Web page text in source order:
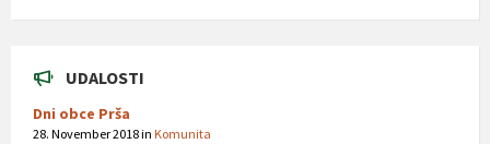
UDALOSTI
Dni obce Prša
28. November 2018in Komunita